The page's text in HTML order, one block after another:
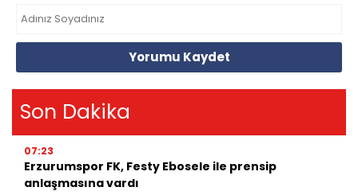
Yorumu Kaydet
Son Dakika
07:23
Erzurumspor FK, Festy Ebosele ile prensip
anlaşmasına vardı